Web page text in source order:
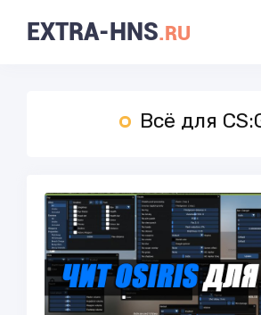
EXTRA-HNS.RU
Всё для